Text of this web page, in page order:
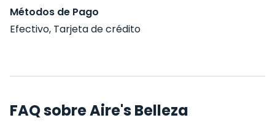
Métodos de Pago
Efectivo, Tarjeta de crédito
FAQ sobre Aire's Belleza